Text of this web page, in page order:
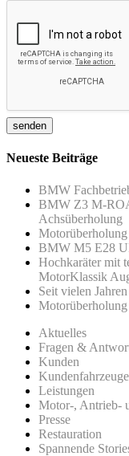
Neueste Beiträge
BMW
BMW Z3 M-
Achsüberholung
BMW M5 E28
Hochkaräter mit
MotorKlassik
Seit vielen
Aktuelles
Fragen &
Kunden
Leistungen
Motor-, Antrieb-
Presse
Restauration
Spannende